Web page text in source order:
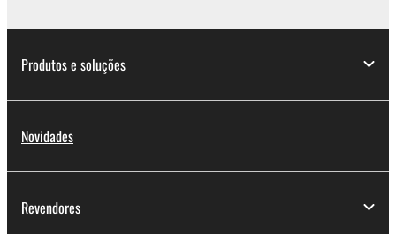
Produtos e soluções
Novidades
Revendores